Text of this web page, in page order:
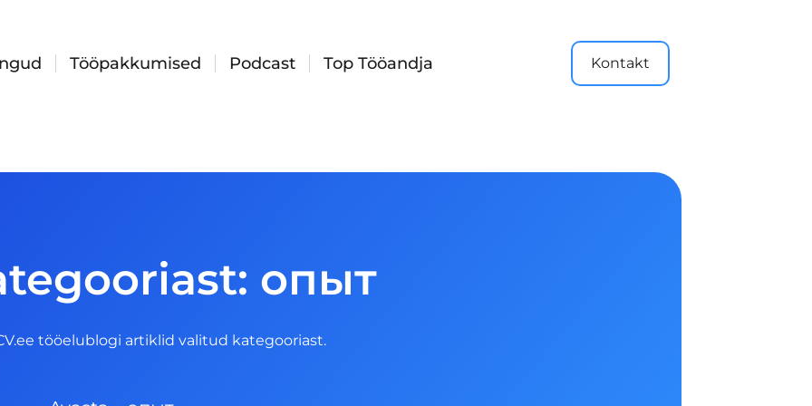
Tööpakkumised Podcast Top Tööandja Kontakt
опыт
tööelublogi artiklid valitud kategooriast.